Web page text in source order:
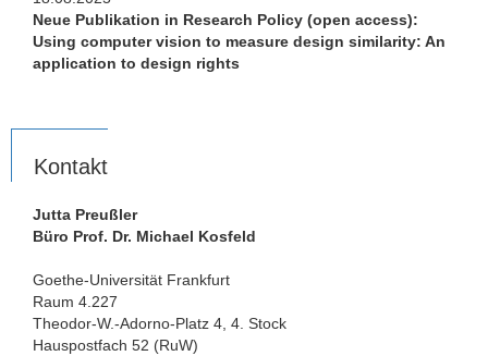
Neue Publikation in Research Policy (open access):
Using computer vision to measure design similarity: An
application to design rights
Kontakt
Jutta Preußler
Büro Prof. Dr. Michael Kosfeld
Goethe-Universität Frankfurt
Raum 4.227
Theodor-W.-Adorno-Platz 4, 4. Stock
Hauspostfach 52 (RuW)